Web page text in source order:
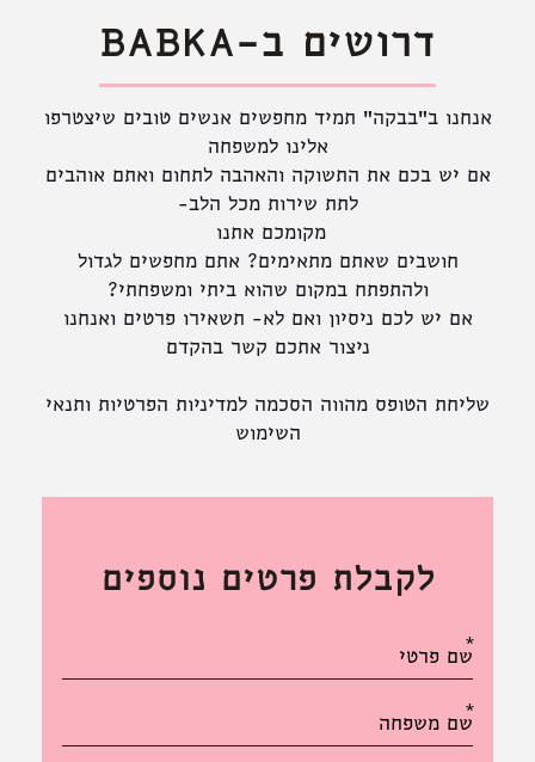
דרושים ב-BABKA
אנחנו ב״בבקה״ תמיד מחפשים אנשים טובים שיצטרפו
אלינו למשפחה
אם יש בכם את התשוקה והאהבה לתחום ואתם אוהבים
לתת שירות מכל הלב-
מקומכם אתנו
חושבים שאתם מתאימים? אתם מחפשים לגדול
ולהתפתח במקום שהוא ביתי ומשפחתי?
אם יש לכם ניסיון ואם לא- תשאירו פרטים ואנחנו
ניצור אתכם קשר בהקדם
שליחת הטופס מהווה הסכמה למדיניות הפרטיות ותנאי
השימוש
לקבלת פרטים נוספים
אנא
מלאו
את
טופס
-